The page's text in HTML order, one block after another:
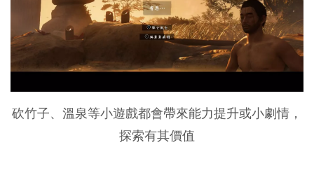
砍竹子、溫泉等小遊戲都會帶來能力提升或小劇情，
探索有其價值